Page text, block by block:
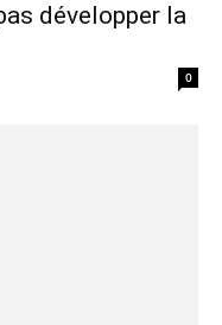
développer la
0